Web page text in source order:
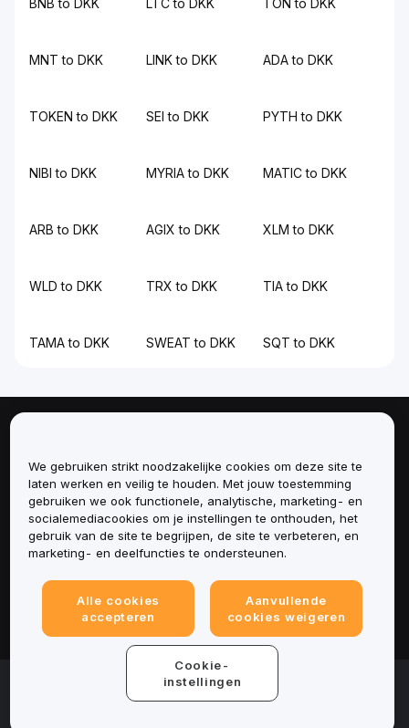
BNB to DKK LTC to DKK TON to DKK
MNT to DKK LINK to DKK ADA to DKK
TOKEN to DKK SEI to DKK PYTH to DKK
NIBI to DKK MYRIA to DKK MATIC to DKK
ARB to DKK AGIX to DKK XLM to DKK
WLD to DKK TRX to DKK TIA to DKK
TAMA to DKK SWEAT to DKK SQT to DKK
Diensten
Ondersteuning
Juridisch
© 2025-2026 Bybit.eu. All rights reserved.
We gebruiken strikt noodzakelijke cookies om deze site te
laten werken en veilig te houden. Met jouw toestemming
gebruiken we ook functionele, analytische, marketing- en
socialemediacookies om je instellingen te onthouden, het
gebruik van de site te begrijpen, de site te verbeteren, en
marketing- en deelfuncties te ondersteunen.
Alle cookies
accepteren
Aanvullende
cookies weigeren
Cookie-
instellingen